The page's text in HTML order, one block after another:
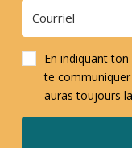
En indiquant
te
auras toujours